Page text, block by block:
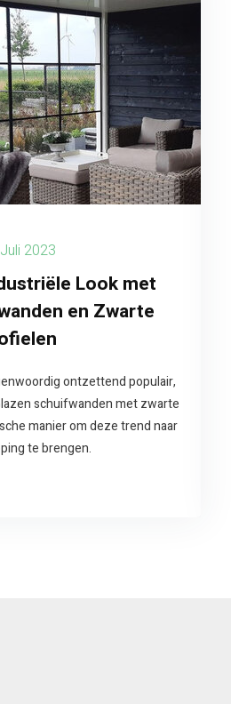
2023
Look met
en Zwarte
ontzettend populair,
schuifwanden met zwarte
manier om deze trend naar
te brengen.